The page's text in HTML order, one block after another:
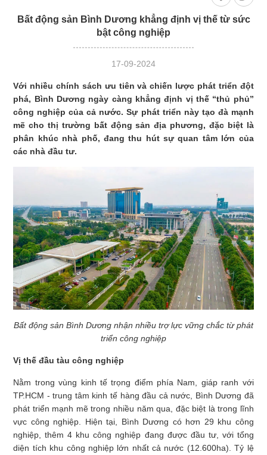
kết cộng đồng
tại Aurora IP
xanh tại địa
phương
Bất động sản Bình Dương khẳng định vị thế từ sức
bật công nghiệp
17-09-2024
Với nhiều chính sách ưu tiên và chiến lược phát triển đột
phá, Bình Dương ngày càng khẳng định vị thế “thủ phủ”
công nghiệp của cả nước. Sự phát triển này tạo đà mạnh
mẽ cho thị trường bất động sản địa phương, đặc biệt là
phân khúc nhà phố, đang thu hút sự quan tâm lớn của
các nhà đầu tư.
Bất động sản Bình Dương nhận nhiều trợ lực vững chắc từ phát
triển công nghiệp
Vị thế đầu tàu công nghiệp
Nằm trong vùng kinh tế trọng điểm phía Nam, giáp ranh với
TP.HCM - trung tâm kinh tế hàng đầu cả nước, Bình Dương đã
phát triển mạnh mẽ trong nhiều năm qua, đặc biệt là trong lĩnh
vực công nghiệp. Hiện tại, Bình Dương có hơn 29 khu công
nghiệp, thêm 4 khu công nghiệp đang được đầu tư, với tổng
diện tích khu công nghiệp lớn nhất cả nước (12.600ha). Tỷ lệ